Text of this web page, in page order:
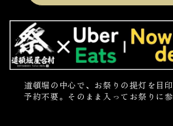
道頓堀の中心で、お祭りの提灯を目
予約不要。そのまま入ってお祭りに参